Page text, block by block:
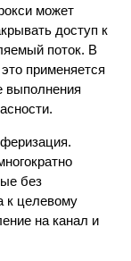
может
доступ к
поток. В
применяется
выполнения
без
к целевому
на канал и